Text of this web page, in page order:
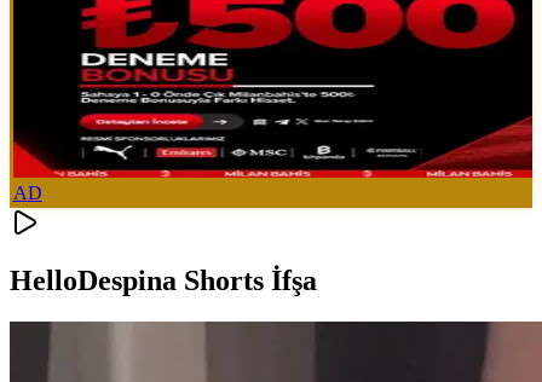
AD
HelloDespina Shorts İfşa